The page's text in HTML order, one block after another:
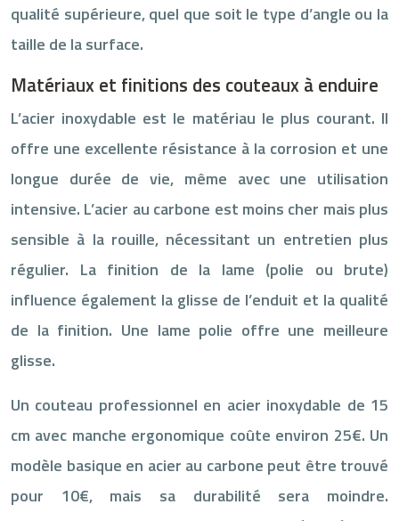
qualité supérieure, quel que soit le type d’angle ou la
taille de la surface.
Matériaux et finitions des couteaux à enduire
L’acier inoxydable est le matériau le plus courant. Il
offre une excellente résistance à la corrosion et une
longue durée de vie, même avec une utilisation
intensive. L’acier au carbone est moins cher mais plus
sensible à la rouille, nécessitant un entretien plus
régulier. La finition de la lame (polie ou brute)
influence également la glisse de l’enduit et la qualité
de la finition. Une lame polie offre une meilleure
glisse.
Un couteau professionnel en acier inoxydable de 15
cm avec manche ergonomique coûte environ 25€. Un
modèle basique en acier au carbone peut être trouvé
pour 10€, mais sa durabilité sera moindre.